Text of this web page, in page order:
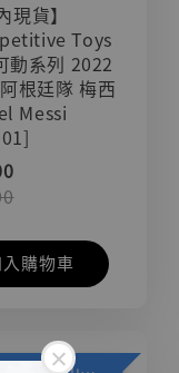
現貨】
Toys
動系列 2022
根廷隊 梅西
Messi
入購物車